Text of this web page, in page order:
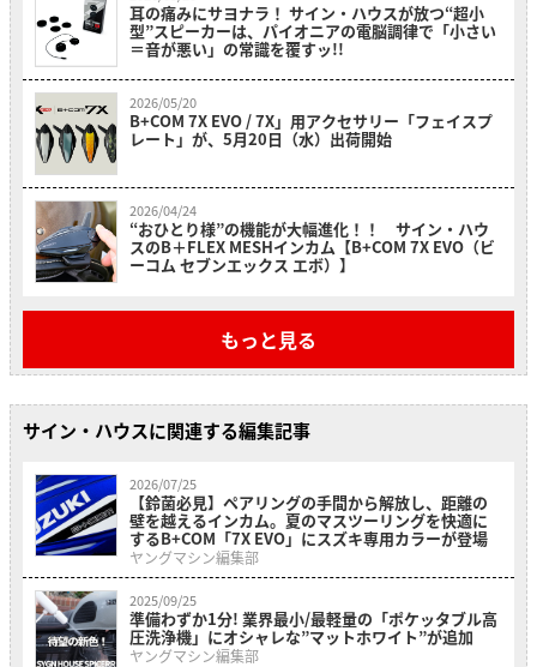
耳の痛みにサヨナラ！ サイン・ハウスが放つ“超小
型”スピーカーは、パイオニアの電脳調律で「小さい
＝音が悪い」の常識を覆すッ!!
2026/05/20
B+COM 7X EVO / 7X」用アクセサリー「フェイスプ
レート」が、5月20日（水）出荷開始
2026/04/24
“おひとり様”の機能が大幅進化！！ サイン・ハウ
スのB＋FLEX MESHインカム【B+COM 7X EVO（ビ
ーコム セブンエックス エボ）】
もっと見る
サイン・ハウスに関連する編集記事
2026/07/25
【鈴菌必見】ペアリングの手間から解放し、距離の
壁を越えるインカム。夏のマスツーリングを快適に
するB+COM「7X EVO」にスズキ専用カラーが登場
ヤングマシン編集部
2025/09/25
準備わずか1分! 業界最小/最軽量の「ポケッタブル高
圧洗浄機」にオシャレな”マットホワイト”が追加
ヤングマシン編集部